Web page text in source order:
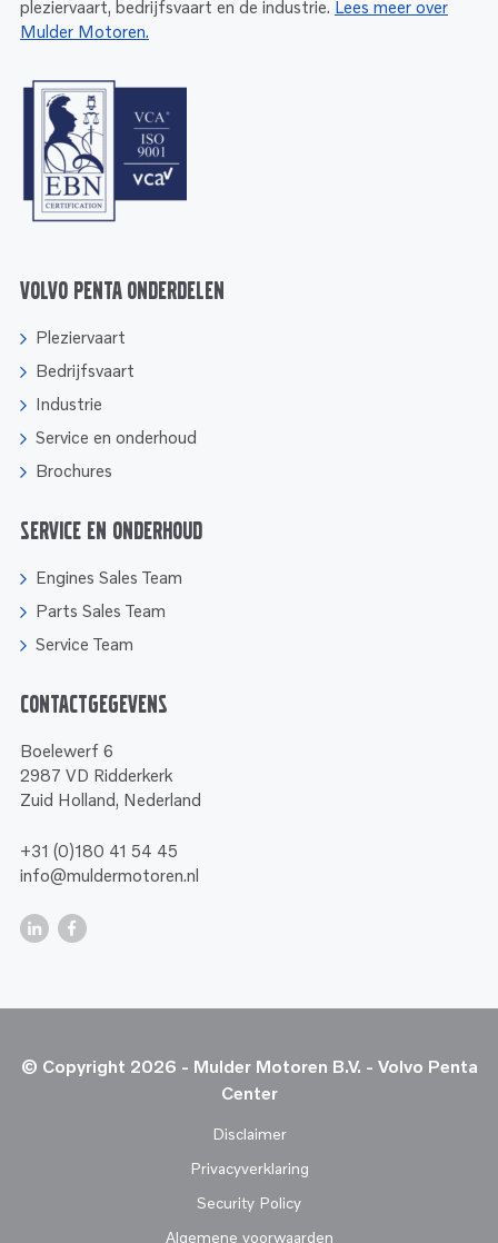
pleziervaart, bedrijfsvaart en de industrie. Lees meer over
Mulder Motoren.
Volvo Penta onderdelen
Pleziervaart
Bedrijfsvaart
Industrie
Service en onderhoud
Brochures
Service en onderhoud
Engines Sales Team
Parts Sales Team
Service Team
Contactgegevens
Boelewerf 6
2987 VD Ridderkerk
Zuid Holland, Nederland
+31 (0)180 41 54 45
info@muldermotoren.nl
© Copyright 2026 - Mulder Motoren B.V. - Volvo Penta
Center
Disclaimer
Privacyverklaring
Security Policy
Algemene voorwaarden